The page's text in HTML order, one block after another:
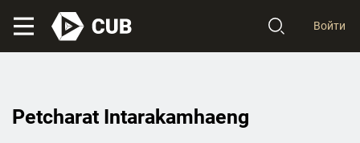
Войти
Petcharat Intarakamhaeng